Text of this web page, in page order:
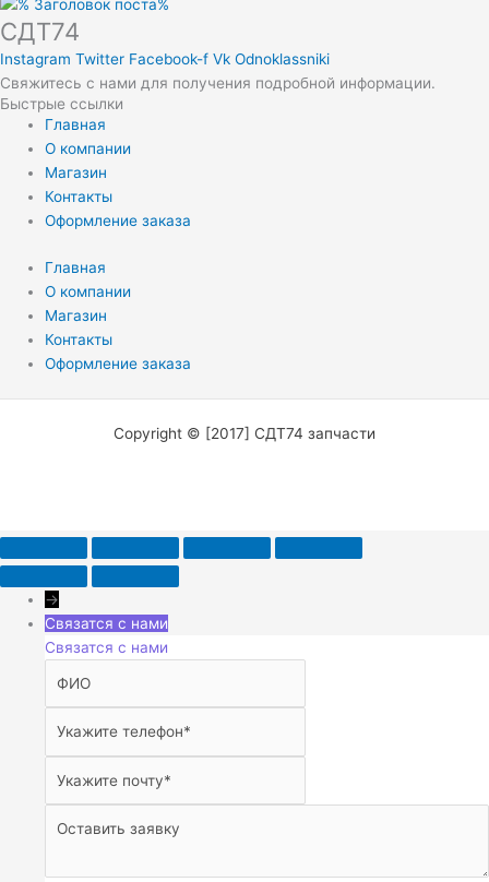
СДТ74
Instagram Twitter Facebook-f Vk Odnoklassniki
Свяжитесь с нами для получения подробной информации.
Быстрые ссылки
Главная
О компании
Магазин
Контакты
Оформление заказа
Главная
О компании
Магазин
Контакты
Оформление заказа
Copyright © [2017] СДТ74 запчасти
→
Связатся с нами
Связатся с нами